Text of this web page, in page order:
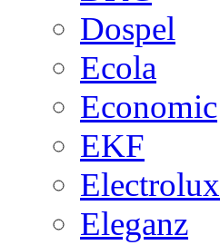
Dospel
Ecola
Economic
EKF
Electrolux
Eleganz